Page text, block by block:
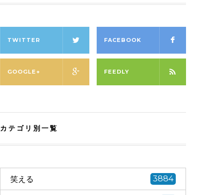
TWITTER FACEBOOK
GOOGLE+ FEEDLY
カテゴリ別一覧
笑える 3884